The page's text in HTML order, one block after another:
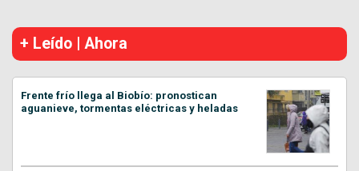
+ Leído | Ahora
Frente frío llega al Biobío: pronostican
aguanieve, tormentas eléctricas y heladas